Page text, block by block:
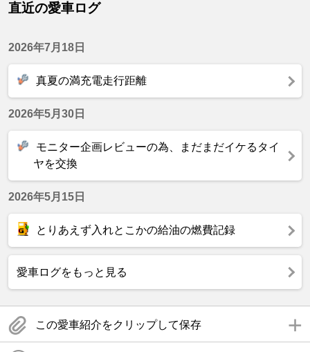
直近の愛車ログ
2026年7月18日
真夏の満充電走行距離
2026年5月30日
モニター企画レビューの為、まだまだイケるタイ
ヤを交換
2026年5月15日
とりあえず入れとこかの給油の燃費記録
愛車ログをもっと見る
この愛車紹介をクリップして保存